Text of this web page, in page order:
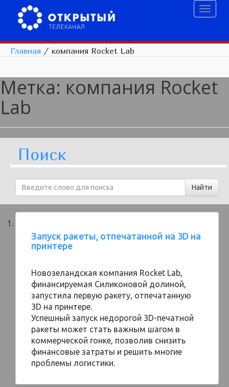
Главная / компания Rocket Lab
Метка: компания Rocket
Lab
Поиск
Запуск ракеты, отпечатанной на 3D на
принтере
Новозеландская компания Rocket Lab,
финансируемая Силиконовой долиной,
запустила первую ракету, отпечатанную
3D на принтере.
Успешный запуск недорогой 3D-печатной
ракеты может стать важным шагом в
коммерческой гонке, позволив снизить
финансовые затраты и решить многие
проблемы логистики.